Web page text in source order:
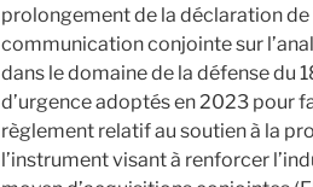
prolongement de la déclaration de
communication conjointe sur
dans le domaine de la défense du
d’urgence adoptés en 2023 pour
règlement relatif au soutien à la
l’instrument visant à renforcer